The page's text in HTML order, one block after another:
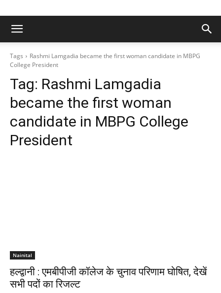
Tags
Rashmi Lamgadia became the first woman candidate in MBPG
College President
Tag: Rashmi Lamgadia
became the first woman
candidate in MBPG College
President
Nainital
हल्द्वानी : एमबीपीजी कॉलेज के चुनाव परिणाम घोषित, देखें
सभी पदों का रिजल्ट